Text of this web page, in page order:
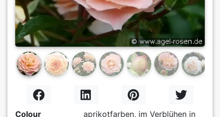
Colour
aprikotfarben, im Verblühen in